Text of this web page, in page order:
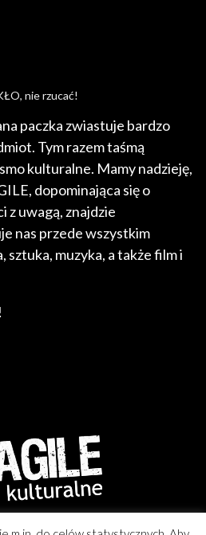
nie rzucać!
paczka zwiastuje bardzo
Tym razem taśmą
kulturalne. Mamy nadzieję,
dopominająca się o
uwagą, znajdzie
nas przede wszystkim
muzyka, a także film i